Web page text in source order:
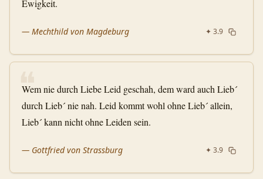
Ewigkeit.
— Mechthild von Magdeburg ✦ 3.9
❝
Wem nie durch Liebe Leid geschah, dem ward auch Lieb´
durch Lieb´ nie nah. Leid kommt wohl ohne Lieb´ allein,
Lieb´ kann nicht ohne Leiden sein.
— Gottfried von Strassburg ✦ 3.9